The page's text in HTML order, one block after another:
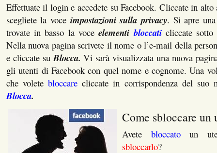
Effettuate il login e accedete su Facebook. Cliccate in
scegliete la voce impostazioni sulla privacy. Si apre
trovate in basso la voceelementibloccati cliccate
Nella nuova pagina scrivete il nome o l’e-mail della
e cliccate su Blocca. Vi sarà visualizzata una nuova
gli utenti di Facebook con quel nome e cognome. Una
che voletebloccarecliccate in corrispondenza del suo
Blocca.
Come sbloccare un
Avete bloccatoun
sbloccarlo?